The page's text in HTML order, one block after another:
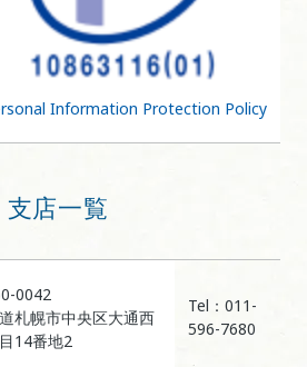
Information Protection Policy
支店一覧
0042
札幌市中央区大通西
14番地2
Tel：011-
596-7680